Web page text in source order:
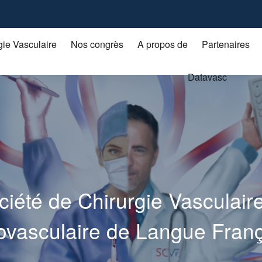
Vasculaire Nos congrès A propos de Partenaires
Datavasc
de Chirurgie
de Langue